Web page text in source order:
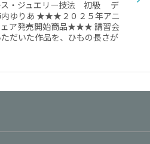
ス・ジュエリー技法 初級 デ
ゆりあ ★★★２０２５年アニ
ェア発売開始商品★★★ 講習会
だいた作品を、ひもの長さが